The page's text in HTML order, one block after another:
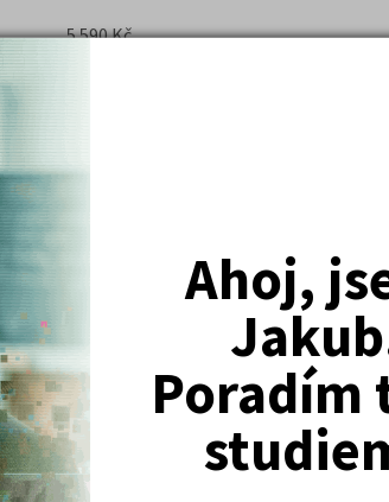
Ahoj,
Poradím
5 590 Kč
ČTVRTEK 17:00 - 20:10
Středa 17:00 - 20:10
32 lekcí
5 590 Kč